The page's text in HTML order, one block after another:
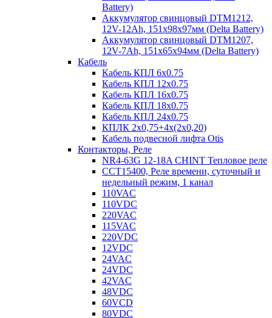
Battery)
Аккумулятор свинцовый DTM1212,
12V-12Ah, 151х98х97мм (Delta Battery)
Аккумулятор свинцовый DTM1207,
12V-7Ah, 151х65х94мм (Delta Battery)
Кабель
Кабель КПЛ 6х0.75
Кабель КПЛ 12х0.75
Кабель КПЛ 16х0.75
Кабель КПЛ 18х0.75
Кабель КПЛ 24х0.75
КПЛК 2х0,75+4х(2х0,20)
Кабель подвесной лифта Otis
Контакторы, Реле
NR4-63G 12-18A CHINT Тепловое реле
CCT15400, Реле времени, суточный и
недельный режим, 1 канал
110VAC
110VDC
220VAC
115VAC
220VDC
12VDC
24VAC
24VDC
42VAC
48VDC
60VCD
80VDC